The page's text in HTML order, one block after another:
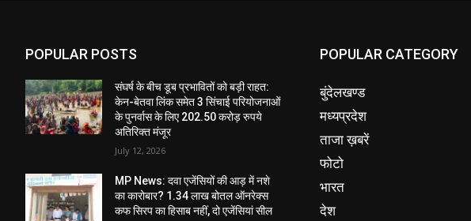
POPULAR POSTS
संघर्ष के बीच डूब प्रभावितों को बड़ी राहत:
केन-बेतवा लिंक समेत 3 सिंचाई परियोजनाओं
के पुनर्वास के लिए 202.50 करोड़ रुपये
अतिरिक्त मंजूर
July 12, 2026
MP News: दवा एजेंसियों की आड़ में नशे
का कारोबार? 1.34 लाख बोतल ऑनरेक्स
कफ सिरप का हिसाब नहीं, दो एजेंसियां सील
POPULAR CATEGORY
बुंदेलखण्ड
मध्यप्रदेश
ताजा ख़बरें
फोटो
भारत
देश